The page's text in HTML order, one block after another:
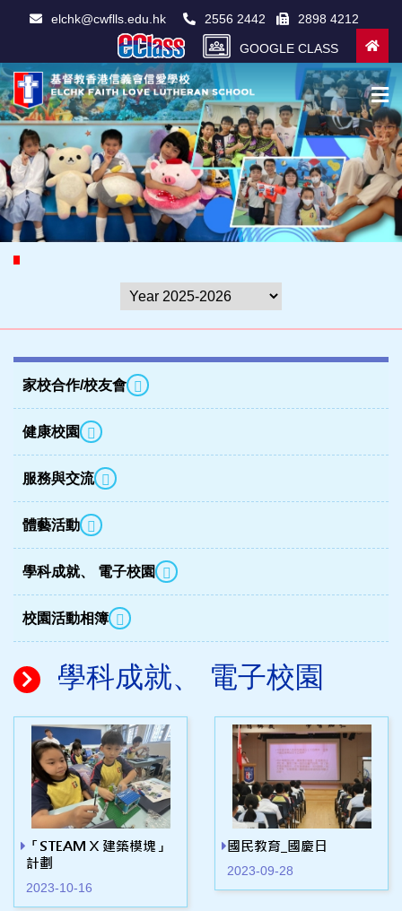
elchk@cwflls.edu.hk 2556 2442 2898 4212
GOOGLE CLASS
家校合作/校友會
健康校園
服務與交流
體藝活動
學科成就、 電子校園
校園活動相簿
學科成就、 電子校園
「STEAM X 建築模塊」
計劃
2023-10-16
國民教育_國慶日
2023-09-28